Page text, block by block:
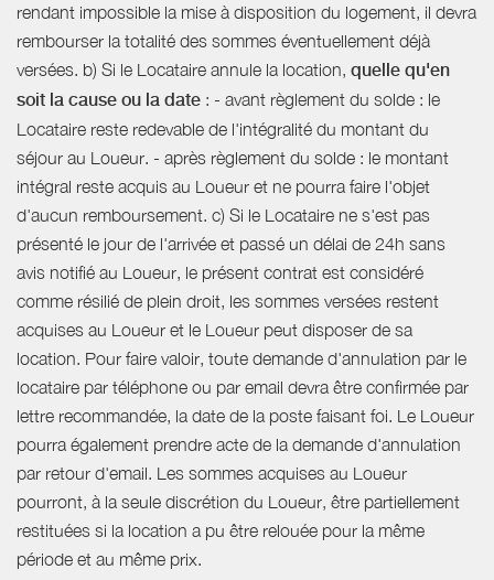
rendant impossible la mise à disposition du logement, il devra
rembourser la totalité des sommes éventuellement déjà
versées. b) Si le Locataire annule la location, quelle qu'en
soit la cause ou la date : - avant règlement du solde : le
Locataire reste redevable de l'intégralité du montant du
séjour au Loueur. - après règlement du solde : le montant
intégral reste acquis au Loueur et ne pourra faire l'objet
d'aucun remboursement. c) Si le Locataire ne s'est pas
présenté le jour de l'arrivée et passé un délai de 24h sans
avis notifié au Loueur, le présent contrat est considéré
comme résilié de plein droit, les sommes versées restent
acquises au Loueur et le Loueur peut disposer de sa
location. Pour faire valoir, toute demande d'annulation par le
locataire par téléphone ou par email devra être confirmée par
lettre recommandée, la date de la poste faisant foi. Le Loueur
pourra également prendre acte de la demande d'annulation
par retour d'email. Les sommes acquises au Loueur
pourront, à la seule discrétion du Loueur, être partiellement
restituées si la location a pu être relouée pour la même
période et au même prix.